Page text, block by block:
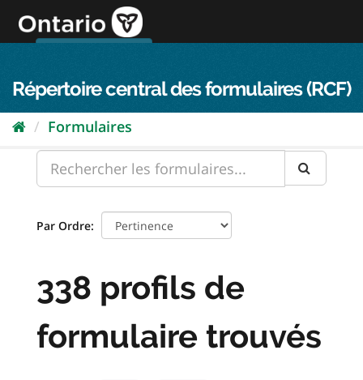
directement
au
Répertoire central des formulaires (RCF)
Formulaires
Par Ordre
338 profils de
formulaire trouvés